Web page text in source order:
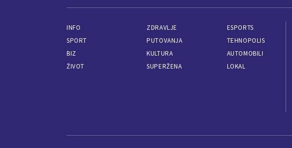
INFO
SPORT
BIZ
ŽIVOT
ZDRAVLJE
PUTOVANJA
KULTURA
SUPERŽENA
ESPORTS
TEHNOPOLIS
AUTOMOBILI
LOKAL